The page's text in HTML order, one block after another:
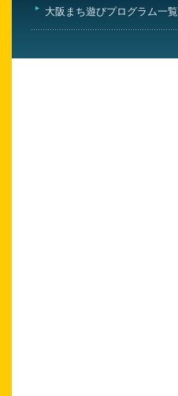
大阪まち遊びプログラム一覧